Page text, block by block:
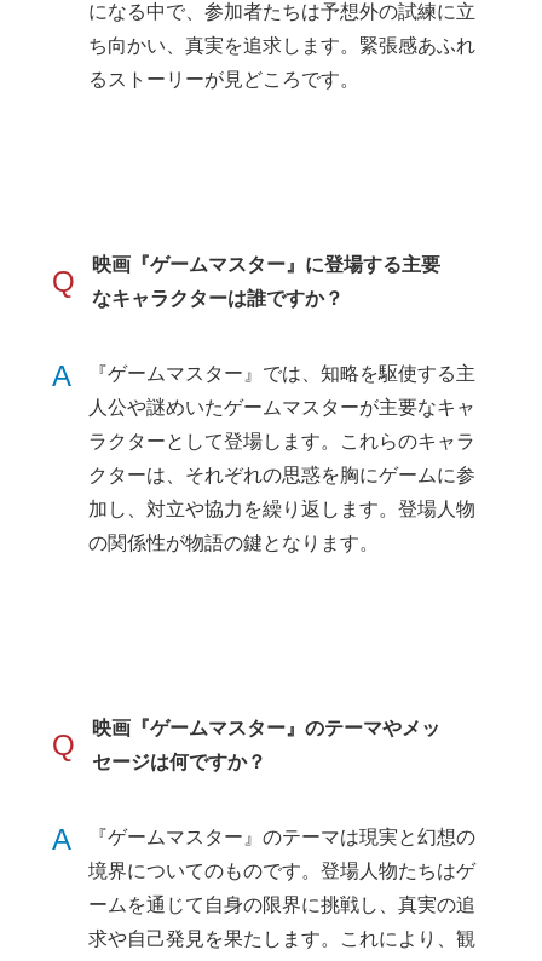
になる中で、参加者たちは予想外の試練に立
ち向かい、真実を追求します。緊張感あふれ
るストーリーが見どころです。
Q
映画『ゲームマスター』に登場する主要
なキャラクターは誰ですか？
A
『ゲームマスター』では、知略を駆使する主
人公や謎めいたゲームマスターが主要なキャ
ラクターとして登場します。これらのキャラ
クターは、それぞれの思惑を胸にゲームに参
加し、対立や協力を繰り返します。登場人物
の関係性が物語の鍵となります。
Q
映画『ゲームマスター』のテーマやメッ
セージは何ですか？
A
『ゲームマスター』のテーマは現実と幻想の
境界についてのものです。登場人物たちはゲ
ームを通じて自身の限界に挑戦し、真実の追
求や自己発見を果たします。これにより、観